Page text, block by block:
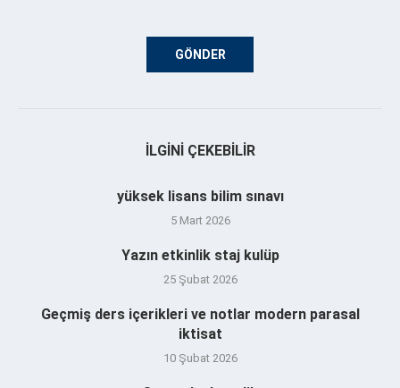
İLGINI ÇEKEBILIR
yüksek lisans bilim sınavı
5 Mart 2026
Yazın etkinlik staj kulüp
25 Şubat 2026
Geçmiş ders içerikleri ve notlar modern parasal
iktisat
10 Şubat 2026